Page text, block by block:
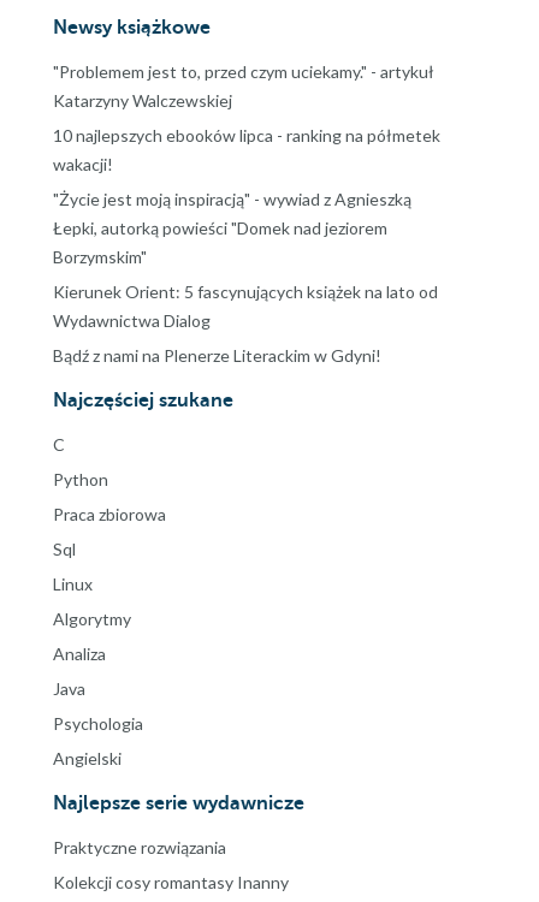
Newsy książkowe
"Problemem jest to, przed czym uciekamy." - artykuł
Katarzyny Walczewskiej
10 najlepszych ebooków lipca - ranking na półmetek
wakacji!
"Życie jest moją inspiracją" - wywiad z Agnieszką
Łepki, autorką powieści "Domek nad jeziorem
Borzymskim"
Kierunek Orient: 5 fascynujących książek na lato od
Wydawnictwa Dialog
Bądź z nami na Plenerze Literackim w Gdyni!
Najczęściej szukane
C
Python
Praca zbiorowa
Sql
Linux
Algorytmy
Analiza
Java
Psychologia
Angielski
Najlepsze serie wydawnicze
Praktyczne rozwiązania
Kolekcji cosy romantasy Inanny